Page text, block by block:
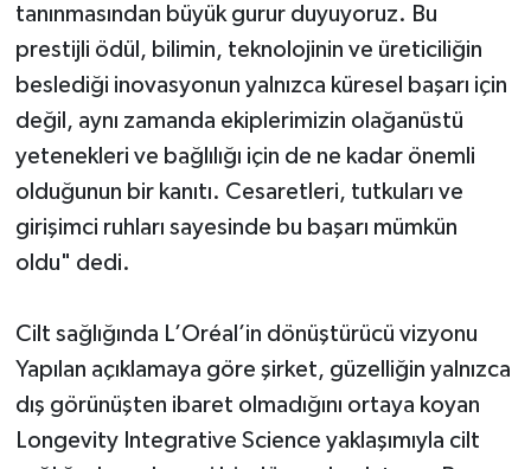
tanınmasından büyük gurur duyuyoruz. Bu
prestijli ödül, bilimin, teknolojinin ve üreticiliğin
beslediği inovasyonun yalnızca küresel başarı için
değil, aynı zamanda ekiplerimizin olağanüstü
yetenekleri ve bağlılığı için de ne kadar önemli
olduğunun bir kanıtı. Cesaretleri, tutkuları ve
girişimci ruhları sayesinde bu başarı mümkün
oldu" dedi.
Cilt sağlığında L’Oréal’in dönüştürücü vizyonu
Yapılan açıklamaya göre şirket, güzelliğin yalnızca
dış görünüşten ibaret olmadığını ortaya koyan
Longevity Integrative Science yaklaşımıyla cilt